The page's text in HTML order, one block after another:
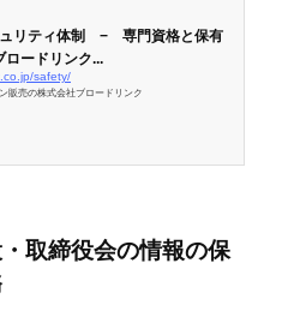
ュリティ体制 − 専門資格と保有
ロードリンク...
safety/
販売の株式会社ブロードリンク
取締役会の情報の保